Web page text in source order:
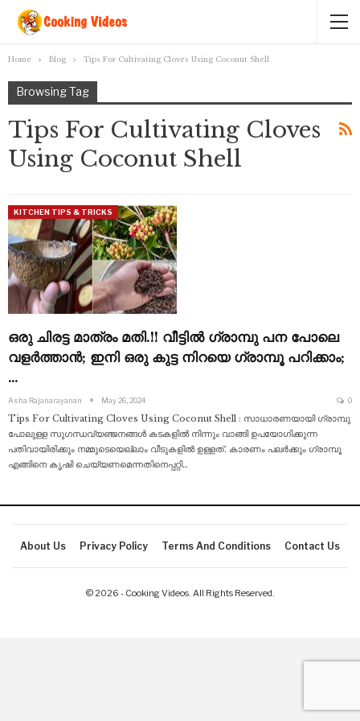
Home Blog Tips For Cultivating Cloves Using Coconut Shell
Browsing Tag
Tips For Cultivating Cloves
Using Coconut Shell
KITCHEN TIPS & TRICKS
ഒരു ചിരട്ട മാത്രം മതി.!! വീട്ടിൽ ഗ്രാമ്പു പന പോലെ
വളർത്താൻ; ഇനി ഒരു കുട്ട നിറയെ ഗ്രാമ്പൂ പറിക്കാം;
…
Asha Rajanarayanan May 26, 2024 0
Tips For Cultivating Cloves Using Coconut Shell : സാധാരണയായി ഗ്രാമ്പു
പോലുള്ള സുഗന്ധവ്യഞ്ജനങ്ങൾ കടകളിൽ നിന്നും വാങ്ങി ഉപയോഗിക്കുന്ന
പതിവായിരിക്കും നമ്മുടെയെല്ലാം വീടുകളിൽ ഉള്ളത്. കാരണം പലർക്കും ഗ്രാമ്പൂ
എങ്ങിനെ കൃഷി ചെയ്യണമെന്നതിനെപ്പറ്റി…
About Us Privacy Policy Terms And Conditions Contact Us
© 2026 - Cooking Videos. All Rights Reserved.